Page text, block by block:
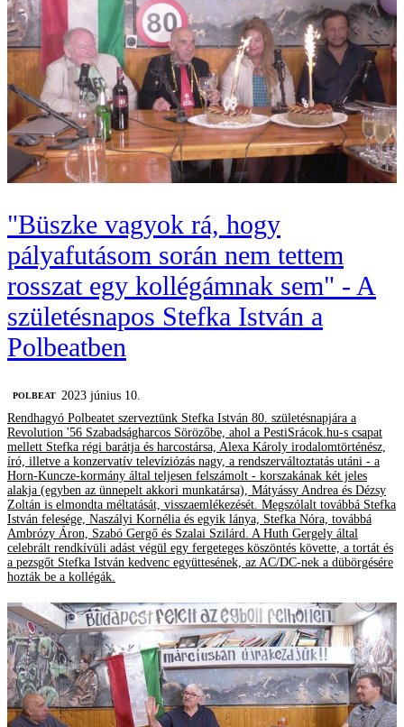
"Büszke vagyok rá, hogy
pályafutásom során nem tettem
rosszat egy kollégámnak sem" - A
születésnapos Stefka István a
Polbeatben
‎POLBEAT
2023 június 10.
Rendhagyó Polbeatet szerveztünk Stefka István 80. születésnapjára a
Revolution '56 Szabadságharcos Sörözőbe, ahol a PestiSrácok.hu-s csapat
mellett Stefka régi barátja és harcostársa, Alexa Károly irodalomtörténész,
író, illetve a konzervatív televíziózás nagy, a rendszerváltoztatás utáni - a
Horn-Kuncze-kormány által teljesen felszámolt - korszakának két jeles
alakja (egyben az ünnepelt akkori munkatársa), Mátyássy Andrea és Dézsy
Zoltán is elmondta méltatását, visszaemlékezését. Megszólalt továbbá Stefka
István felesége, Naszályi Kornélia és egyik lánya, Stefka Nóra, továbbá
Ambrózy Áron, Szabó Gergő és Szalai Szilárd. A Huth Gergely által
celebrált rendkívüli adást végül egy fergeteges köszöntés követte, a tortát és
a pezsgőt Stefka István kedvenc együttesének, az AC/DC-nek a dübörgésére
hozták be a kollégák.